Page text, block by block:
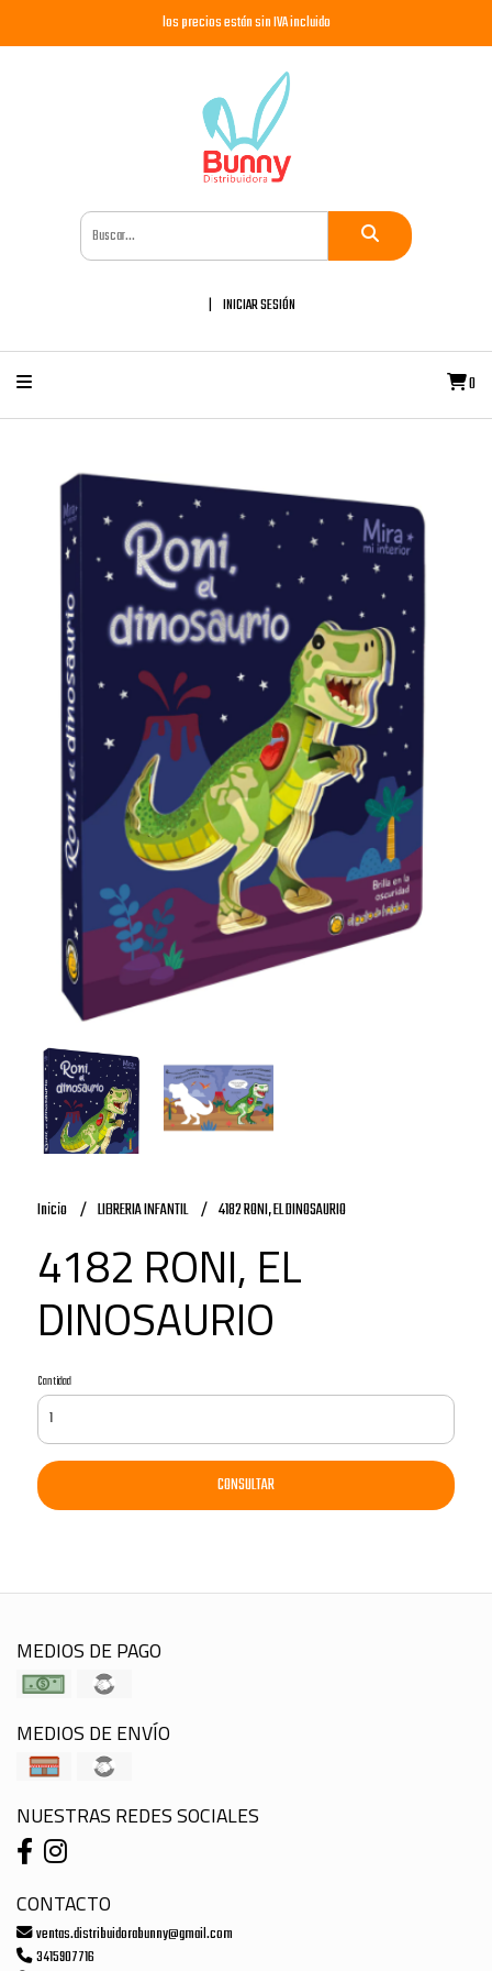
los precios están sin IVA incluido
INICIAR SESIÓN
0
Inicio LIBRERIA INFANTIL 4182 RONI, EL DINOSAURIO
4182 RONI, EL
DINOSAURIO
Cantidad
CONSULTAR
MEDIOS DE PAGO
MEDIOS DE ENVÍO
NUESTRAS REDES SOCIALES
CONTACTO
ventas.distribuidorabunny@gmail.com
3415907716